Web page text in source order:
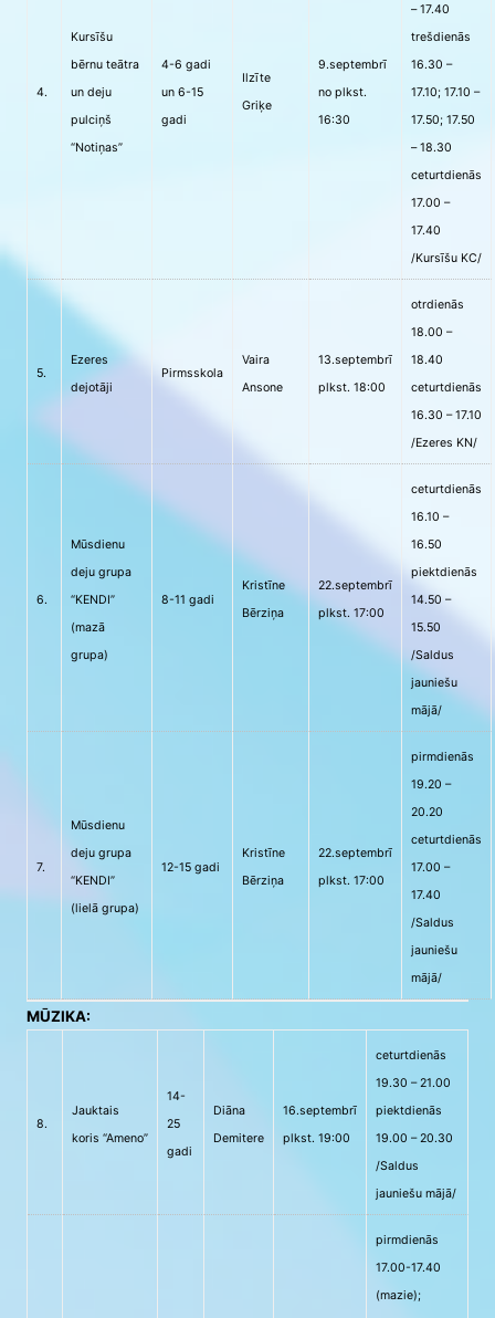
4.
Kursīšu
bērnu teātra
un deju
pulciņš
“Notiņas”
4-6 gadi
un 6-15
gadi
Ilzīte
Griķe
9.septembrī
no plkst.
16:30
– 17.40
trešdienās
16.30 –
17.10; 17.10 –
17.50; 17.50
– 18.30
ceturtdienās
17.00 –
17.40
/Kursīšu KC/
5.
Ezeres
dejotāji
Pirmsskola
Vaira
Ansone
13.septembrī
plkst. 18:00
otrdienās
18.00 –
18.40
ceturtdienās
16.30 – 17.10
/Ezeres KN/
6.
Mūsdienu
deju grupa
“KENDI”
(mazā
grupa)
8-11 gadi
Kristīne
Bērziņa
22.septembrī
plkst. 17:00
ceturtdienās
16.10 –
16.50
piektdienās
14.50 –
15.50
/Saldus
jauniešu
mājā/
7.
Mūsdienu
deju grupa
“KENDI”
(lielā grupa)
12-15 gadi
Kristīne
Bērziņa
22.septembrī
plkst. 17:00
pirmdienās
19.20 –
20.20
ceturtdienās
17.00 –
17.40
/Saldus
jauniešu
mājā/
MŪZIKA:
8.
Jauktais
koris “Ameno”
14-
25
gadi
Diāna
Demitere
16.septembrī
plkst. 19:00
ceturtdienās
19.30 – 21.00
piektdienās
19.00 – 20.30
/Saldus
jauniešu mājā/
pirmdienās
17.00-17.40
(mazie);